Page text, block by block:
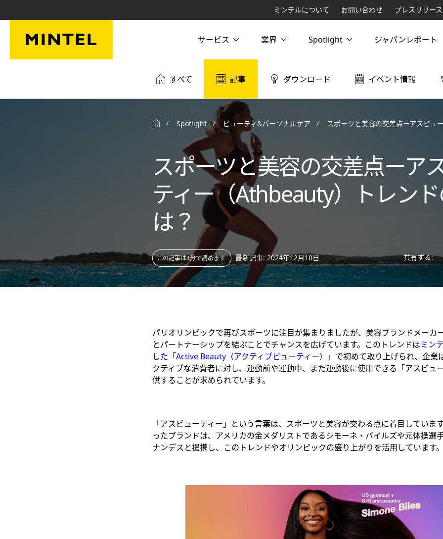
ミンテルについて お問い合わせ プレスリリース
サービス 業界 Spotlight ジャパンレポート
すべて 記事 ダウンロード イベント情報
Spotlight ビューティ&パーソナルケア スポーツと美容の交差点ーアスビューティー（
スポーツと美容の交差点ーア
ティー（Athbeauty）トレン
は？
この記事は4分で読めます 最新記事: 2024年12月10日 共有する:
パリオリンピックで再びスポーツに注目が集まりましたが、美容ブランドメーカ
とパートナーシップを結ぶことでチャンスを広げています。このトレンドはミン
した「Active Beauty（アクティブビューティー）」 で初めて取り上げられ、企業
クティブな消費者に対し、運動前や運動中、また運動後に使用できる「アスビュ
供することが求められています。
「アスビューティー」という言葉は、スポーツと美容が交わる点に着目していま
ったブランドは、アメリカの金メダリストであるシモーネ・バイルズや元体操選
ナンデスと提携し、このトレンドやオリンピックの盛り上がりを活用しています